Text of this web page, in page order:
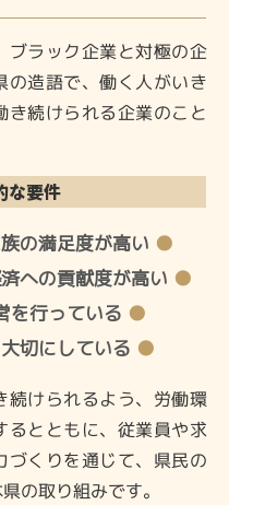
ブラック企業と対極の企
の造語で、働く人がいき
き続けられる企業のこと
な要件
の満足度が高い
への貢献度が高い
を行っている
切にしている
続けられるよう、労働環
るとともに、従業員や求
づくりを通じて、県民の
の取り組みです。